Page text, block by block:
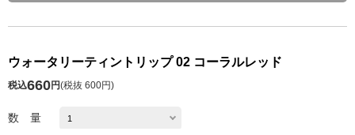
ウォータリーティントリップ 02 コーラルレッド
税込660円(税抜 600円)
数 量